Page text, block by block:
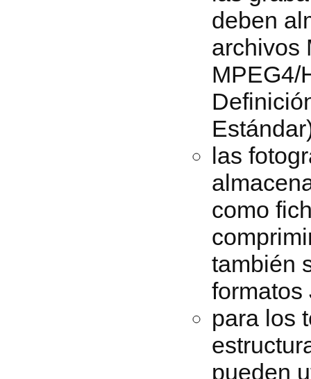
deben
archivos
MPEG4/
las
como
también
formatos
para los
pueden